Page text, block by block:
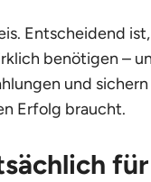
Entscheidend
benötigen –
und
Erfolg braucht.